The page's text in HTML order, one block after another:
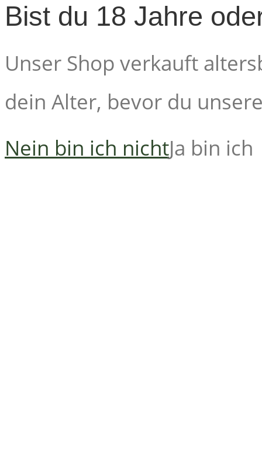
Bist du 18 Jahre
Unser Shop verkauft
dein Alter, bevor du
Nein bin ich nichtJa bin ich